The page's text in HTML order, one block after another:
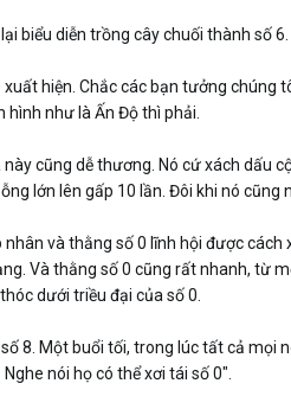
biểu diễn trồng cây chuối thành số
hiện. Chắc các bạn tưởng
như là Ấn Độ thì phải.
cũng dễ thương. Nó cứ xách dấu
lớn lên gấp 10 lần. Đôi khi nó
và thằng số 0 lĩnh hội được
Và thằng số 0 cũng rất nhanh, từ
dưới triều đại của số 0.
8. Một buổi tối, trong lúc tất cả
nói họ có thể xơi tái số 0".